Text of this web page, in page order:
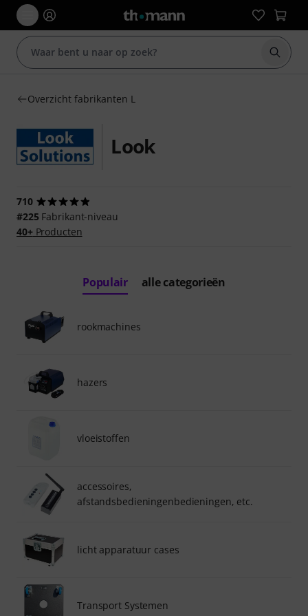
Zoek
Overzicht fabrikanten L
Look
710
#225 Fabrikant-niveau
40+Producten
Populair alle categorieën
rookmachines
hazers
vloeistoffen
accessoires,
afstandsbedieningenbedieningen, etc.
licht apparatuur cases
Transport Systemen